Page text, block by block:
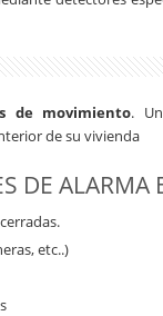
de movimiento.
de su vivienda
DE ALARMA
etc..)